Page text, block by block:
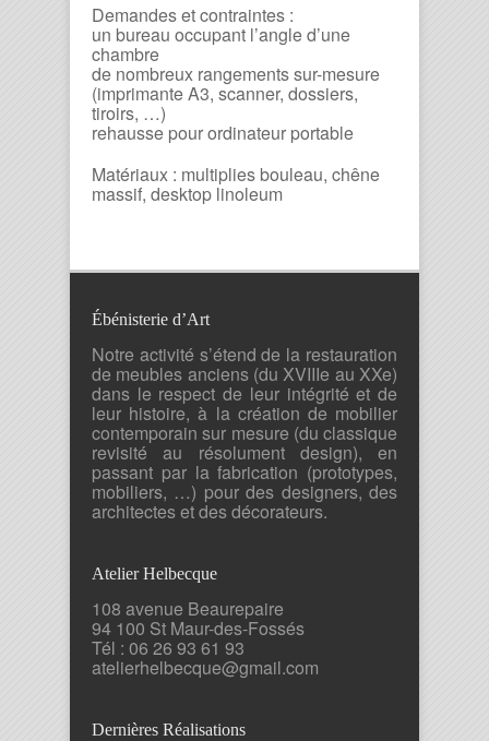
Demandes et contraintes :
un bureau occupant l’angle d’une
chambre
de nombreux rangements sur-mesure
(imprimante A3, scanner, dossiers,
tiroirs, …)
rehausse pour ordinateur portable
Matériaux : multiplies bouleau, chêne
massif, desktop linoleum
Ébénisterie d’Art
Notre activité s’étend de la restauration
de meubles anciens (du XVIIIe au XXe)
dans le respect de leur intégrité et de
leur histoire, à la création de mobilier
contemporain sur mesure (du classique
revisité au résolument design), en
passant par la fabrication (prototypes,
mobiliers, …) pour des designers, des
architectes et des décorateurs.
Atelier Helbecque
108 avenue Beaurepaire
94 100 St Maur-des-Fossés
Tél : 06 26 93 61 93
atelierhelbecque@gmail.com
Dernières Réalisations